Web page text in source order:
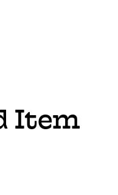
Item